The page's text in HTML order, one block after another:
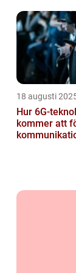
18 augusti
Hur 6G-
kommer att